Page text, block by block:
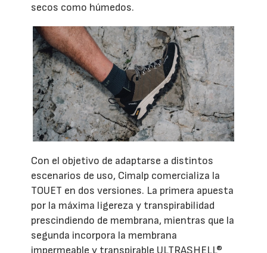
secos como húmedos.
Con el objetivo de adaptarse a distintos
escenarios de uso, Cimalp comercializa la
TOUET en dos versiones. La primera apuesta
por la máxima ligereza y transpirabilidad
prescindiendo de membrana, mientras que la
segunda incorpora la membrana
impermeable y transpirable ULTRASHELL®